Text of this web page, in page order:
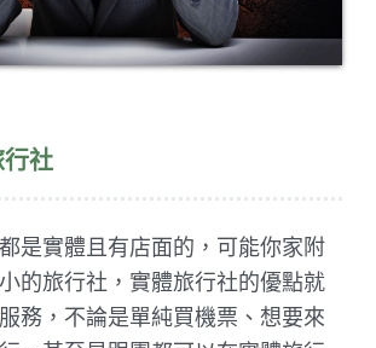
行社
是實體且有店面的，可能你家附
的旅行社，實體旅行社的優點就
務，不論是單純買機票、想要來